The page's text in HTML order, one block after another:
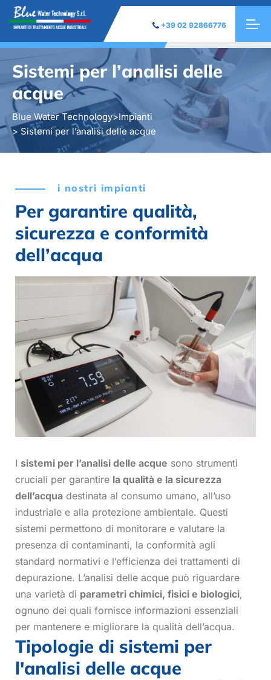
+39 02 92866776
Sistemi per l’analisi delle
acque
Blue Water Technology>Impianti
> Sistemi per l’analisi delle acque
i nostri impianti
Per garantire qualità,
sicurezza e conformità
dell’acqua
I sistemi per l’analisi delle acque sono strumenti
cruciali per garantire la qualità e la sicurezza
dell’acqua destinata al consumo umano, all’uso
industriale e alla protezione ambientale. Questi
sistemi permettono di monitorare e valutare la
presenza di contaminanti, la conformità agli
standard normativi e l’efficienza dei trattamenti di
depurazione. L’analisi delle acque può riguardare
una varietà di parametri chimici, fisici e biologici,
ognuno dei quali fornisce informazioni essenziali
per mantenere e migliorare la qualità dell’acqua.
Tipologie di sistemi per
l'analisi delle acque